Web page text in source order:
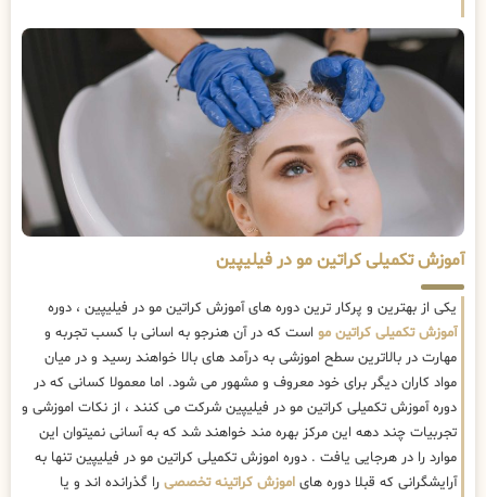
آموزش تکمیلی کراتین مو در فیلیپین
یکی از بهترین و پرکار ترین دوره های آموزش کراتین مو در فیلیپین ، دوره
آموزش تکمیلی کراتین مو است که در آن هنرجو به اسانی با کسب تجربه و
مهارت در بالاترین سطح اموزشی به درآمد های بالا خواهند رسید و در میان
مواد کاران دیگر برای خود معروف و مشهور می شود. اما معمولا کسانی که در
دوره آموزش تکمیلی کراتین مو در فیلیپین شرکت می کنند ، از نکات اموزشی و
تجربیات چند دهه این مرکز بهره مند خواهند شد که به آسانی نمیتوان این
موارد را در هرجایی یافت . دوره اموزش تکمیلی کراتین مو در فیلیپین تنها به
آرایشگرانی که قبلا دوره های اموزش کراتینه تخصصی را گذرانده اند و یا